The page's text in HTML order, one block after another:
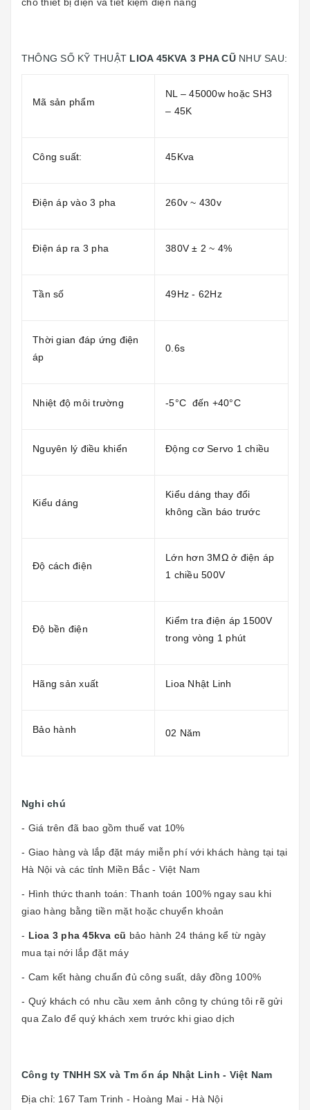
THÔNG SỐ KỸ THUẬT LIOA 45KVA 3 PHA CŨNHƯ SAU:
Mã sản phẩm
NL – 45000w hoặc SH3
– 45K
Công suất: 45Kva
Điện áp vào 3 pha 260v ~ 430v
Điện áp ra 3 pha 380V ± 2 ~ 4%
Tần số 49Hz - 62Hz
Thời gian đáp ứng điện
áp
0.6s
Nhiệt độ môi trường -5°C đến +40°C
Nguyên lý điều khiển Động cơ Servo 1 chiều
Kiểu dáng
Kiểu dáng thay đổi
không cần báo trước
Độ cách điện
Lớn hơn 3MΩ ở điện áp
1 chiều 500V
Độ bền điện
Kiểm tra điện áp 1500V
trong vòng 1 phút
Hãng sản xuất Lioa Nhật Linh
Bảo hành 02 Năm
Nghi chú
- Giá trên đã bao gồm thuế vat 10%
- Giao hàng và lắp đặt máy miễn phí với khách hàng tại tại
Hà Nội và các tỉnh Miền Bắc - Việt Nam
- Hình thức thanh toán: Thanh toán 100% ngay sau khi
giao hàng bằng tiền mặt hoặc chuyển khoản
- Lioa 3 pha 45kva cũ bảo hành 24 tháng kể từ ngày
mua tại nới lắp đặt máy
- Cam kết hàng chuẩn đủ công suất, dây đồng 100%
- Quý khách có nhu cầu xem ảnh công ty chúng tôi rẽ gửi
qua Zalo để quý khách xem trước khi giao dịch
Công ty TNHH SX và Tm ổn áp Nhật Linh - Việt Nam
Địa chỉ: 167 Tam Trinh - Hoàng Mai - Hà Nội